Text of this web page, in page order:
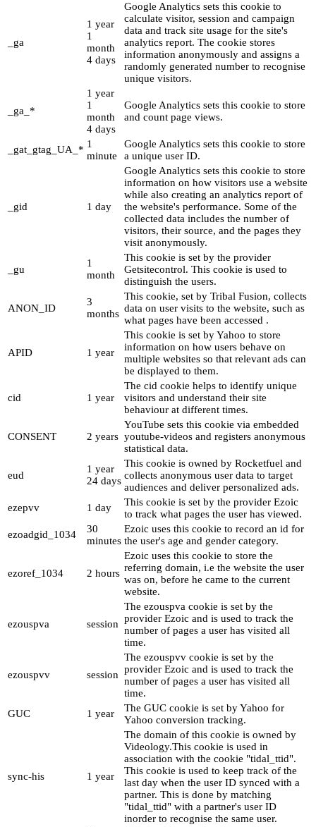
_ga
1 year
1
month
4 days
Google Analytics sets this cookie to
calculate visitor, session and campaign
data and track site usage for the site's
analytics report. The cookie stores
information anonymously and assigns a
randomly generated number to recognise
unique visitors.
_ga_*
1 year
1
month
4 days
Google Analytics sets this cookie to store
and count page views.
_gat_gtag_UA_* 1
minute
Google Analytics sets this cookie to store
a unique user ID.
_gid 1 day
Google Analytics sets this cookie to store
information on how visitors use a website
while also creating an analytics report of
the website's performance. Some of the
collected data includes the number of
visitors, their source, and the pages they
visit anonymously.
_gu
1
month
This cookie is set by the provider
Getsitecontrol. This cookie is used to
distinguish the users.
ANON_ID
3
months
This cookie, set by Tribal Fusion, collects
data on user visits to the website, such as
what pages have been accessed .
APID 1 year
This cookie is set by Yahoo to store
information on how users behave on
multiple websites so that relevant ads can
be displayed to them.
cid 1 year
The cid cookie helps to identify unique
visitors and understand their site
behaviour at different times.
CONSENT 2 years
YouTube sets this cookie via embedded
youtube-videos and registers anonymous
statistical data.
eud
1 year
24 days
This cookie is owned by Rocketfuel and
collects anonymous user data to target
audiences and deliver personalized ads.
ezepvv
1 day
This cookie is set by the provider Ezoic
to track what pages the user has viewed.
ezoadgid_1034
30
minutes
Ezoic uses this cookie to record an id for
the user's age and gender category.
ezoref_1034 2 hours
Ezoic uses this cookie to store the
referring domain, i.e the website the user
was on, before he came to the current
website.
ezouspva session
The ezouspva cookie is set by the
provider Ezoic and is used to track the
number of pages a user has visited all
time.
ezouspvv session
The ezouspvv cookie is set by the
provider Ezoic and is used to track the
number of pages a user has visited all
time.
GUC
1 year
The GUC cookie is set by Yahoo for
Yahoo conversion tracking.
sync-his 1 year
The domain of this cookie is owned by
Videology.This cookie is used in
association with the cookie "tidal_ttid".
This cookie is used to keep track of the
last day when the user ID synced with a
partner. This is done by matching
"tidal_ttid" with a partner's user ID
inorder to recognise the same user.